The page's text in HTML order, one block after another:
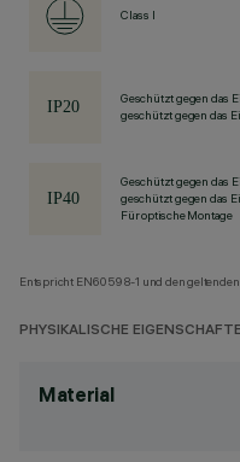
Class I
Geschützt gegen das
geschützt gegen das
Geschützt gegen das
geschützt gegen das
Für optische Montage
Entspricht EN60598-1 und den
PHYSIKALISCHE
Material